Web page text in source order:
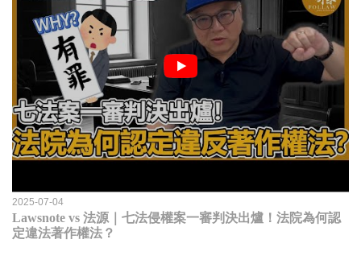
2025-07-04
Lawsnote vs 法源｜七法侵權案一審判決出爐！法院為何認
定違法著作權法？